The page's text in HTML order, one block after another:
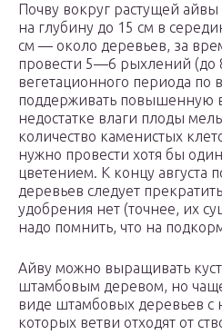
Почву вокруг растущей
на глубину до 15 см в
см — около деревьев, за
провести 5—6 рыхлений (до
вегетационного периода по
поддерживать повышенную
недостатке влаги плоды
количество каменистых
нужно провести хотя бы
цветением. К концу августа
деревьев следует
удобрения нет (точнее, их
надо помнить, что на
Айву можно выращивать
штамбовым деревом, но
виде штамбовых деревьев с
которых ветви отходят от